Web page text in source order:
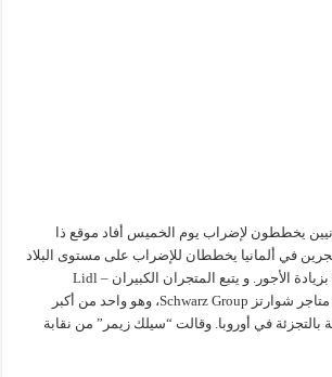
يخططون لإضراب يوم الخميس أفاد موقع ذا
في ألمانيا يخططان للإضراب على مستوى البلاد
يوم الخميس، للمطالبة بزيادة الأجور. و يتبع المتجران الكبيران – Lidl
وKaufland – لمجموعة متاجر شوارتز Schwarz Group، وهو واحد من أكبر
بالتجزئة في أوروبا. وقالت “سيلك زيمر” من نقابة